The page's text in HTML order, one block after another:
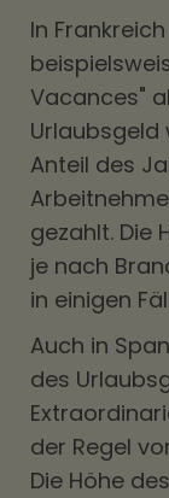
In
Vacances"
Anteil des
gezahlt. Die
je nach
in einigen
Auch in
des
der Regel
Die Höhe